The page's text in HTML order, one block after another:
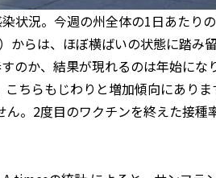
状況。今週の州全体の1日あたり
らは、ほぼ横ばいの状態に踏み
のか、結果が現れるのは年始にな
ちらもじわりと増加傾向にあり
。2度目のワクチンを終えた接種